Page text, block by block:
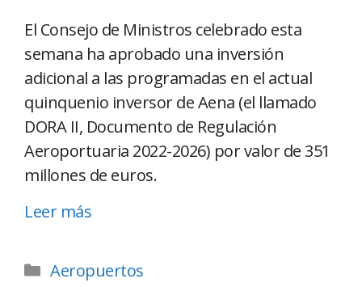
El Consejo de Ministros celebrado esta
semana ha aprobado una inversión
adicional a las programadas en el actual
quinquenio inversor de Aena (el llamado
DORA II, Documento de Regulación
Aeroportuaria 2022-2026) por valor de 351
millones de euros.
Leer más
Aeropuertos